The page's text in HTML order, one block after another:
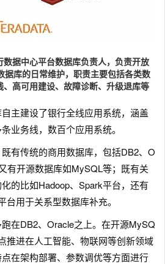
据中心平台数据库负责人，负责开放
据库的日常维护，职责主要包括各类数
高可用建设、故障诊断、升级退库等
主建设了银行全线应用系统，涵盖
业务线，数百个应用系统。
有传统的商用数据库，包括DB2、O
有开源数据库如MySQL等；既有关
的比如Hadoop、Spark平台，还有
用于关系型数据库补充。
在DB2、Oracle之上。在开源MySQ
推进在人工智能、物联网等创新领域
在架构部署、参数调优等方面进行